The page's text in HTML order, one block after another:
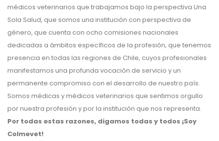
médicos veterinarios que trabajamos bajo la perspectiva Una
Sola Salud, que somos una institución con perspectiva de
género, que cuenta con ocho comisiones nacionales
dedicadas a ámbitos específicos de la profesión, que tenemos
presencia en todas las regiones de Chile, cuyos profesionales
manifestamos una profunda vocación de servicio y un
permanente compromiso con el desarrollo de nuestro país.
Somos médicas y médicos veterinarios que sentimos orgullo
por nuestra profesión y por la institución que nos representa.
Por todas estas razones, digamos todas y todos ¡Soy
Colmevet!